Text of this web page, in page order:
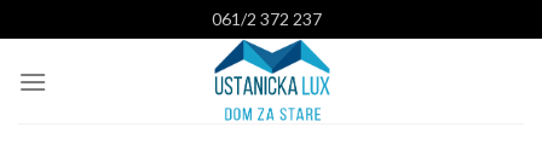
to
content
061/2 372 237